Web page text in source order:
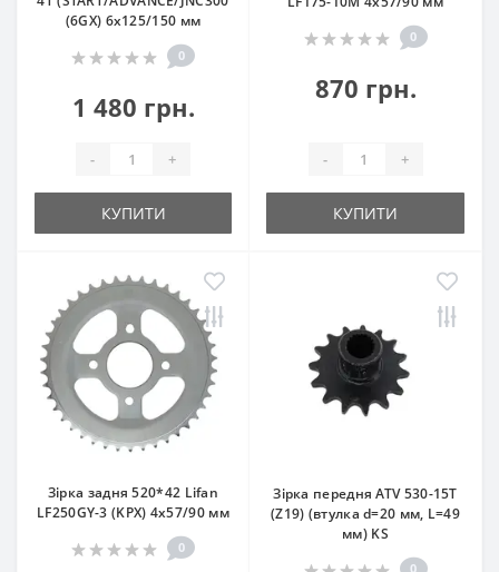
(6GX) 6x125/150 мм
0
1 480 грн.
- +
КУПИТИ
0
870 грн.
- +
КУПИТИ
Зірка задня 520*42 Lifan
LF250GY-3 (KPX) 4x57/90 мм
0
Зірка передня ATV 530-15T
(Z19) (втулка d=20 мм, L=49
мм) KS
0